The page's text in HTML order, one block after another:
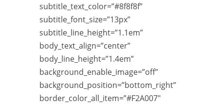
subtitle_text_color=”#8f8f8f”
subtitle_font_size=”13px”
subtitle_line_height=”1.1em”
body_text_align=”center”
body_line_height=”1.4em”
background_enable_image=”off”
background_position=”bottom_right”
border_color_all_item=”#F2A007″